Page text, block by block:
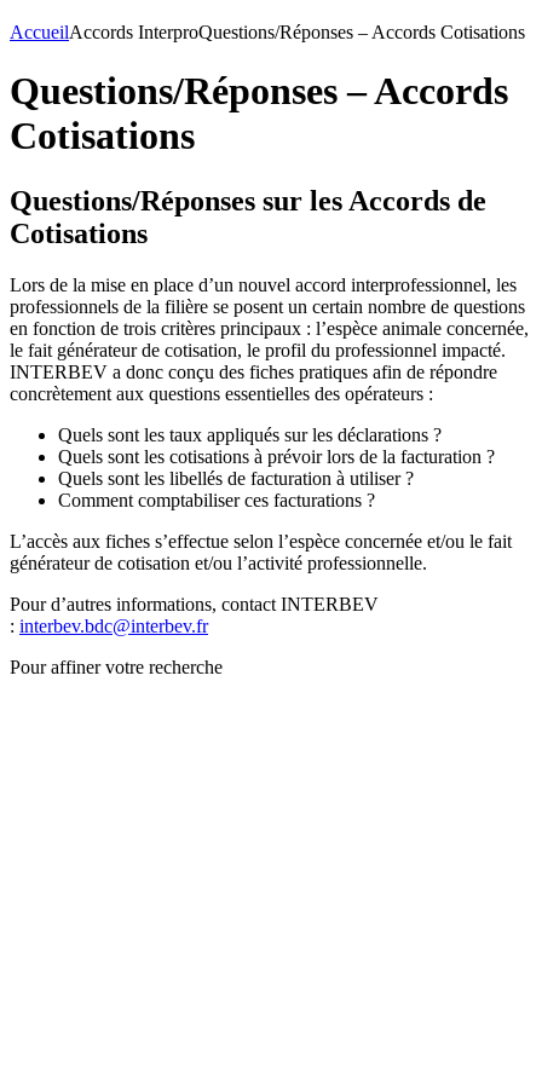
AccueilAccords InterproQuestions/Réponses – Accords Cotisations
Questions/Réponses – Accords
Cotisations
Questions/Réponses sur les Accords de
Cotisations
Lors de la mise en place d’un nouvel accord interprofessionnel, les
professionnels de la filière se posent un certain nombre de questions
en fonction de trois critères principaux : l’espèce animale concernée,
le fait générateur de cotisation, le profil du professionnel impacté.
INTERBEV a donc conçu des fiches pratiques afin de répondre
concrètement aux questions essentielles des opérateurs :
Quels sont les taux appliqués sur les déclarations ?
Quels sont les cotisations à prévoir lors de la facturation ?
Quels sont les libellés de facturation à utiliser ?
Comment comptabiliser ces facturations ?
L’accès aux fiches s’effectue selon l’espèce concernée et/ou le fait
générateur de cotisation et/ou l’activité professionnelle.
Pour d’autres informations, contact INTERBEV
: interbev.bdc@interbev.fr
Pour affiner votre recherche